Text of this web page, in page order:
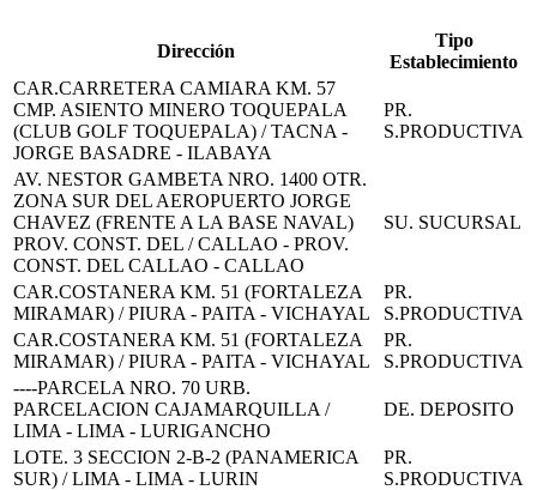
Dirección
Tipo
Establecimiento
CAR.CARRETERA CAMIARA KM. 57
CMP. ASIENTO MINERO TOQUEPALA
(CLUB GOLF TOQUEPALA) / TACNA -
JORGE BASADRE - ILABAYA
PR.
S.PRODUCTIVA
AV. NESTOR GAMBETA NRO. 1400 OTR.
ZONA SUR DEL AEROPUERTO JORGE
CHAVEZ (FRENTE A LA BASE NAVAL)
PROV. CONST. DEL / CALLAO - PROV.
CONST. DEL CALLAO - CALLAO
SU. SUCURSAL
CAR.COSTANERA KM. 51 (FORTALEZA
MIRAMAR) / PIURA - PAITA - VICHAYAL
PR.
S.PRODUCTIVA
CAR.COSTANERA KM. 51 (FORTALEZA
MIRAMAR) / PIURA - PAITA - VICHAYAL
PR.
S.PRODUCTIVA
----PARCELA NRO. 70 URB.
PARCELACION CAJAMARQUILLA /
LIMA - LIMA - LURIGANCHO
DE. DEPOSITO
LOTE. 3 SECCION 2-B-2 (PANAMERICA
SUR) / LIMA - LIMA - LURIN
PR.
S.PRODUCTIVA